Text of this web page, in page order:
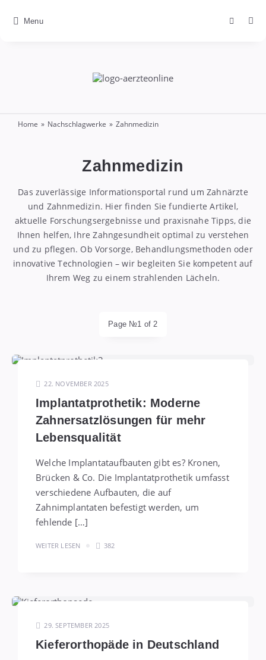
Home » Nachschlagwerke » Zahnmedizin
Zahnmedizin
Das zuverlässige Informationsportal rund um Zahnärzte
und Zahnmedizin. Hier finden Sie fundierte Artikel,
aktuelle Forschungsergebnisse und praxisnahe Tipps, die
Ihnen helfen, Ihre Zahngesundheit optimal zu verstehen
und zu pflegen. Ob Vorsorge, Behandlungsmethoden oder
innovative Technologien – wir begleiten Sie kompetent auf
Ihrem Weg zu einem strahlenden Lächeln.
Page №1 of 2
22. NOVEMBER 2025
Implantatprothetik: Moderne
Zahnersatzlösungen für mehr
Lebensqualität
Welche Implantataufbauten gibt es? Kronen,
Brücken & Co. Die Implantatprothetik umfasst
verschiedene Aufbauten, die auf
Zahnimplantaten befestigt werden, um
fehlende […]
WEITER LESEN 382
29. SEPTEMBER 2025
Kieferorthopäde in Deutschland
Menu